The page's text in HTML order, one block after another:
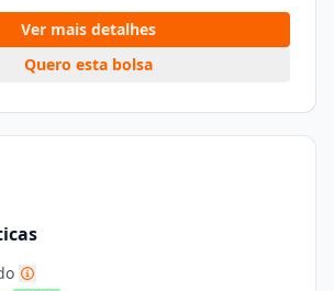
Ver mais detalhes
Quero esta bolsa